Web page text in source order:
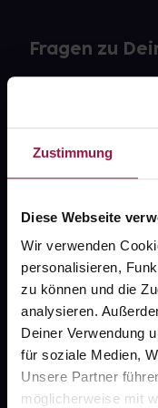
Zustimmung
Diese Webseite
Wir verwenden
personalisieren,
zu können und die
analysieren.
Deiner Verwendung
für soziale Medien,
Unsere Partner
möglicherweise mit
Fragen zu
gesund.de
Über uns
Karriere
Newsletter